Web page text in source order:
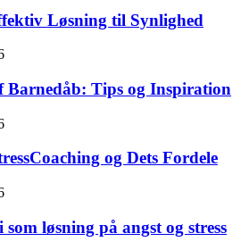
Løsning til Synlighed
Barnedåb: Tips og Inspiration
og Dets Fordele
løsning på angst og stress